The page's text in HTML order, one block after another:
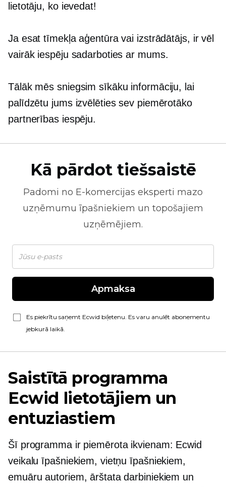
lietotāju, ko ievedat!
Ja esat tīmekļa aģentūra vai izstrādātājs, ir vēl
vairāk iespēju sadarboties ar mums.
Tālāk mēs sniegsim sīkāku informāciju, lai
palīdzētu jums izvēlēties sev piemērotāko
partnerības iespēju.
Kā pārdot tiešsaistē
Padomi no E-komercijas eksperti mazo
uzņēmumu īpašniekiem un topošajiem
uzņēmējiem.
Apmaksa
Es piekrītu saņemt Ecwid biļetenu. Es varu anulēt abonementu
jebkurā laikā.
Saistītā programma
Ecwid lietotājiem un
entuziastiem
Šī programma ir piemērota ikvienam: Ecwid
veikalu īpašniekiem, vietņu īpašniekiem,
emuāru autoriem, ārštata darbiniekiem un